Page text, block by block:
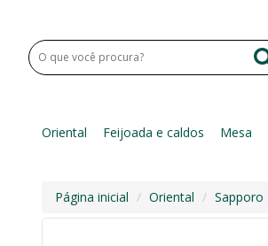
Oriental Feijoada e caldos Mesa
Página inicial Oriental Sapporo